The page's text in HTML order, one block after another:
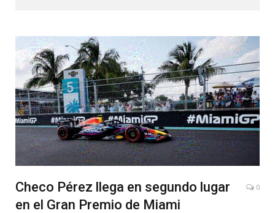
Checo Pérez llega en segundo lugar
en el Gran Premio de Miami
0